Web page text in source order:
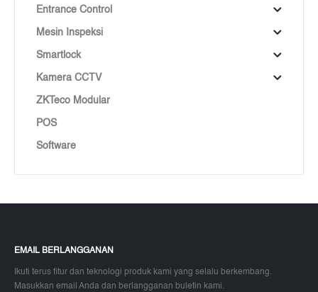
Entrance Control
Mesin Inspeksi
Smartlock
Kamera CCTV
ZKTeco Modular
POS
Software
EMAIL BERLANGGANAN
Ikuti terus fitur dan teknologi produk kami yang selalu berkembang.
Masukkan email Anda dan berlangganan buletin kami.